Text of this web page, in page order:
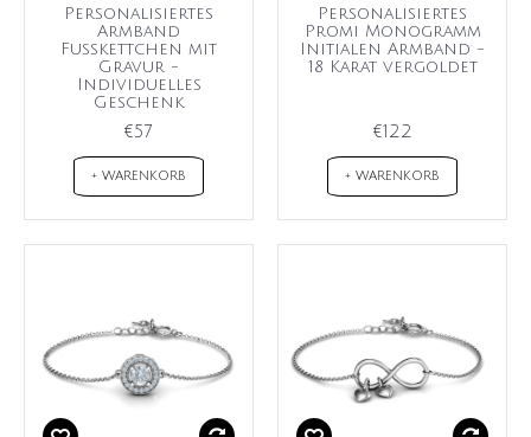
Personalisiertes
Armband
Fußkettchen mit
Gravur -
Individuelles
Geschenk
€57
+ WARENKORB
Personalisiertes
Promi Monogramm
Initialen Armband -
18 Karat vergoldet
€122
+ WARENKORB